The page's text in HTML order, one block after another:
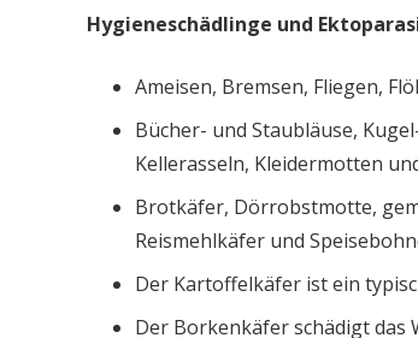
Hygieneschädlinge und
Ameisen, Bremsen, Fliegen,
Bücher- und Staubläuse,
Kellerasseln, Kleidermotten
Brotkäfer, Dörrobstmotte,
Reismehlkäfer und
Der Kartoffelkäfer ist ein
Der Borkenkäfer schädigt das